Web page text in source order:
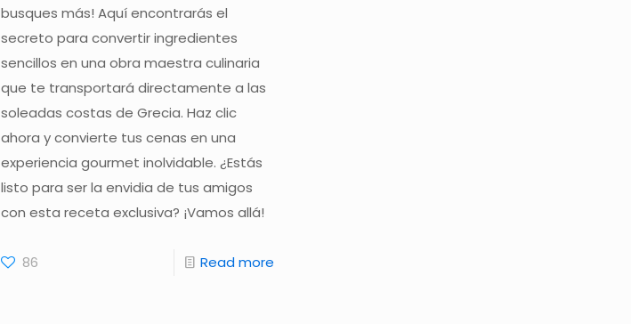
busques más! Aquí encontrarás el
secreto para convertir ingredientes
sencillos en una obra maestra culinaria
que te transportará directamente a las
soleadas costas de Grecia. Haz clic
ahora y convierte tus cenas en una
experiencia gourmet inolvidable. ¿Estás
listo para ser la envidia de tus amigos
con esta receta exclusiva? ¡Vamos allá!
86 Read more